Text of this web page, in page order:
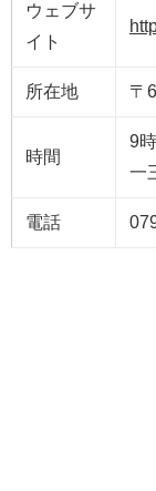
ウェブサ
イト
所在地 〒
時間
9
一
電話